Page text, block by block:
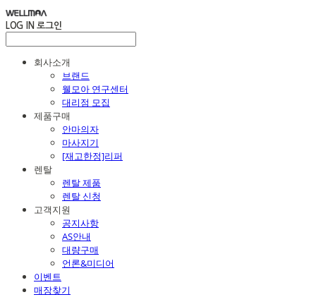
LOG IN 로그인
회사소개
브랜드
웰모아 연구센터
대리점 모집
제품구매
안마의자
마사지기
[재고한정]리퍼
렌탈
렌탈 제품
렌탈 신청
고객지원
공지사항
AS안내
대량구매
언론&미디어
이벤트
매장찾기